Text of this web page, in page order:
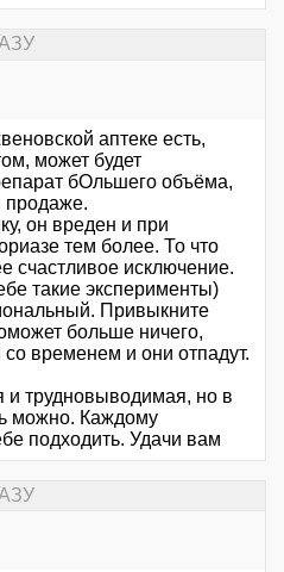
аптеке есть,
может будет
бОльшего объёма,
продаже.
он вреден и при
тем более. То что
счастливое исключение.
такие эксперименты)
Привыкните
больше ничего,
временем и они отпадут.
и трудновыводимая, но в
можно. Каждому
подходить. Удачи вам